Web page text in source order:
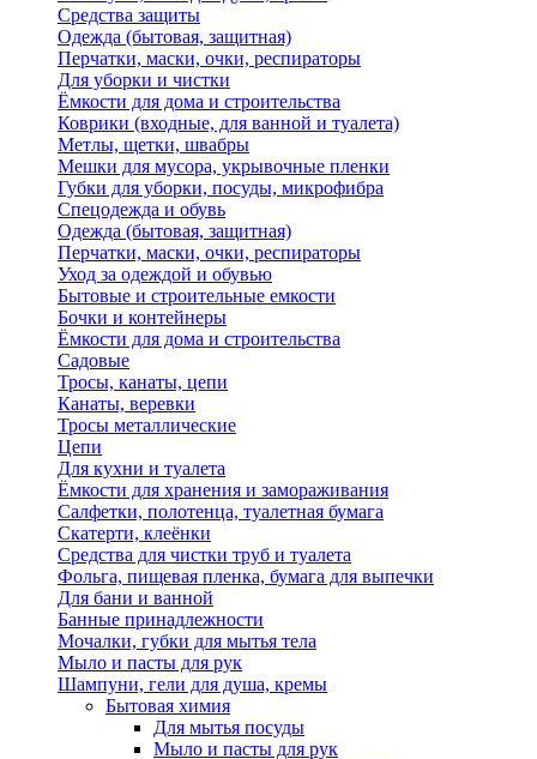
Средства защиты
Одежда (бытовая, защитная)
Перчатки, маски, очки, респираторы
Для уборки и чистки
Ёмкости для дома и строительства
Коврики (входные, для ванной и туалета)
Метлы, щетки, швабры
Мешки для мусора, укрывочные пленки
Губки для уборки, посуды, микрофибра
Спецодежда и обувь
Одежда (бытовая, защитная)
Перчатки, маски, очки, респираторы
Уход за одеждой и обувью
Бытовые и строительные емкости
Бочки и контейнеры
Ёмкости для дома и строительства
Садовые
Тросы, канаты, цепи
Канаты, веревки
Тросы металлические
Цепи
Для кухни и туалета
Ёмкости для хранения и замораживания
Салфетки, полотенца, туалетная бумага
Скатерти, клеёнки
Средства для чистки труб и туалета
Фольга, пищевая пленка, бумага для выпечки
Для бани и ванной
Банные принадлежности
Мочалки, губки для мытья тела
Мыло и пасты для рук
Шампуни, гели для душа, кремы
Бытовая химия
Для мытья посуды
Мыло и пасты для рук